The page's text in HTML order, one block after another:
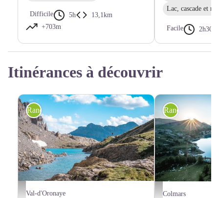
Difficile 5h
13,1km
+703m
Lac, cascade et
Facile 2h30
Itinérances à découvrir
Lac Long - Teddy Verneuil/AD04
Randonnée itinérante
Val-d'Oronaye Lac d'Allos - Teddy
Randonnée
Colmars